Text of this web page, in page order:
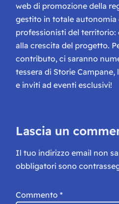
web di promozione della
gestito in totale autonomia
professionisti del
alla crescita del progetto.
contributo, ci saranno
tessera di Storie Campane,
e inviti ad eventi esclusivi!
Lascia un
Il tuo indirizzo email non
obbligatori sono
Commento *